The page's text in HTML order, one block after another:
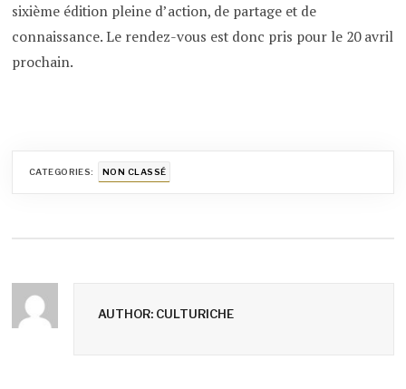
sixième édition pleine d’action, de partage et de
connaissance. Le rendez-vous est donc pris pour le 20 avril
prochain.
CATEGORIES: NON CLASSÉ
AUTHOR: CULTURICHE